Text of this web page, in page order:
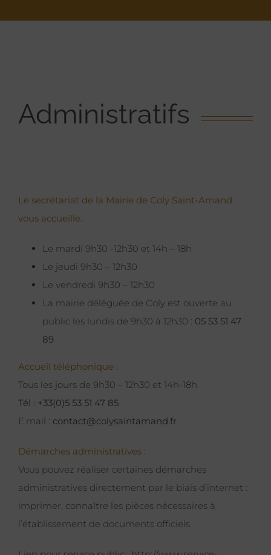
Administratifs
Le secrétariat de la Mairie de Coly Saint-Amand
vous accueille.
Le mardi 9h30 -12h30 et 14h – 18h
Le jeudi 9h30 – 12h30
Le vendredi 9h30 – 12h30
La mairie déléguée de Coly est ouverte au
public les lundis de 9h30 à 12h30 : 05 53 51 47
89
Accueil téléphonique :
Tous les jours de 9h30 – 12h30 et 14h-18h
Tél : +33(0)5 53 51 47 85
E.mail : contact@colysaintamand.fr
Démarches administratives :
Vous pouvez réaliser certaines démarches
administratives directement par le biais d’internet :
imprimer, connaître les pièces nécessaires à
l’établissement de documents officiels.